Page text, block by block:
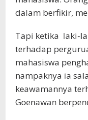
dalam berfikir,
Tapi ketika laki-
terhadap
mahasiswa
nampaknya ia
keawamannya
Goenawan